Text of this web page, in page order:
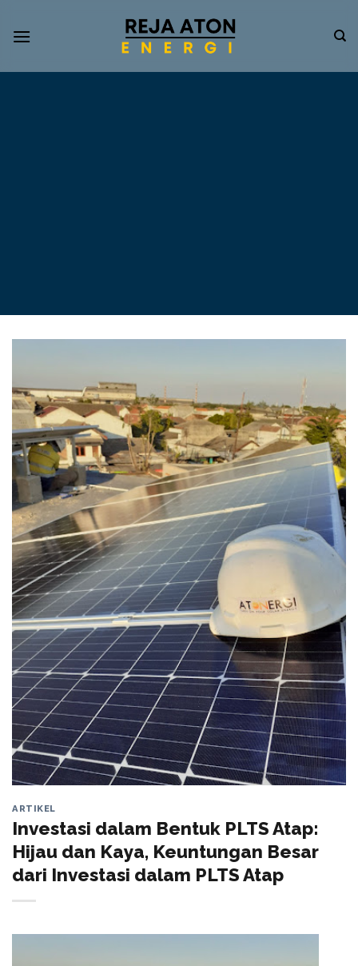
Informasi
ARTIKEL
Investasi dalam Bentuk PLTS Atap:
Hijau dan Kaya, Keuntungan Besar
dari Investasi dalam PLTS Atap